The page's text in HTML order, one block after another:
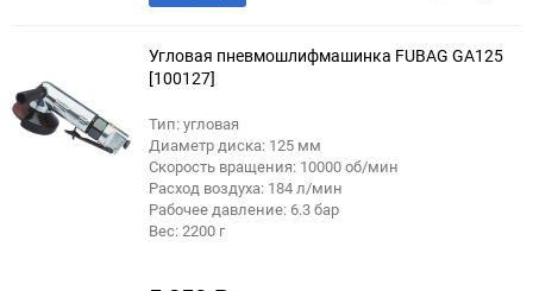
Угловая пневмошлифмашинка FUBAG GA125
[100127]
Тип: угловая
Диаметр диска: 125 мм
Скорость вращения: 10000 об/мин
Расход воздуха: 184 л/мин
Рабочее давление: 6.3 бар
Вес: 2200 г